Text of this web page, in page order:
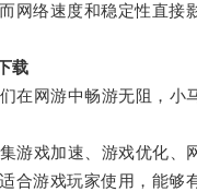
网络速度和稳定性直接
载
网游中畅游无阻，小
戏加速、游戏优化、网
合游戏玩家使用，能够